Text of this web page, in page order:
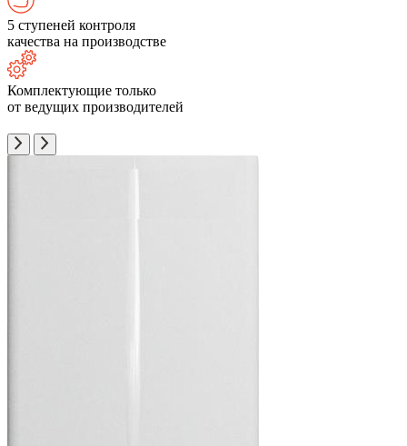
5 ступеней контроля
качества на производстве
Комплектующие только
от ведущих производителей